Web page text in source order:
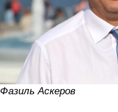
Фазиль Аскеров